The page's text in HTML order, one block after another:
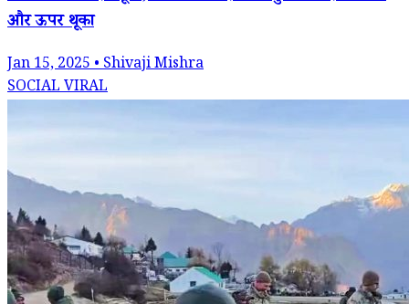
और ऊपर थूका
Jan 15, 2025 • Shivaji Mishra
SOCIAL VIRAL